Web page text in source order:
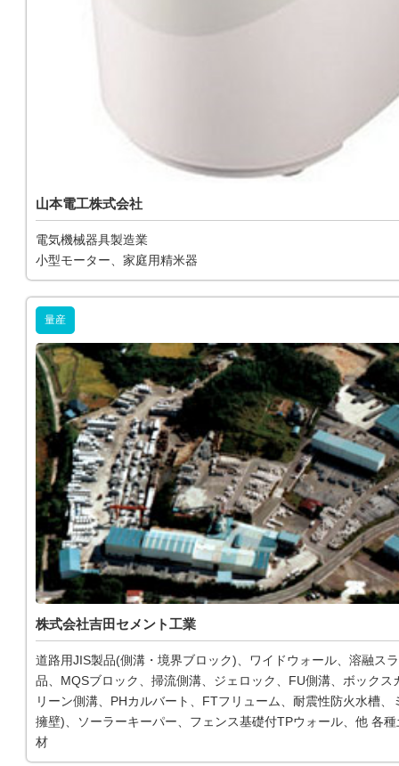
山本電工株式会社
電気機械器具製造業
小型モーター、家庭用精米器
量産
株式会社吉田セメント工業
道路用JIS製品(側溝・境界ブロック)、ワイドウォール、溶融ス
品、MQSブロック、掃流側溝、ジェロック、FU側溝、ボックス
リーン側溝、PHカルバート、FTフリューム、耐震性防火水槽、
擁壁)、ソーラーキーパー、フェンス基礎付TPウォール、他 各
材